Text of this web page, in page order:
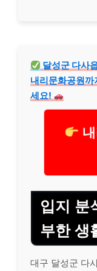
달성군 다사
내리문화공원까
세요!
입지 분
부한 생
대구 달성군 다